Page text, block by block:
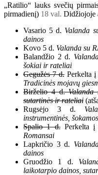
„Ratilio“ lauks svečių
pirmadienį) 18 val. Didžiojoje
Vasario 5 d. Valanda
dainos
Kovo 5 d. Valanda su
Balandžio 2 d.
šokiai ir rateliai
Gegužės 7 d.Perkelta į
Tradicinės mojavų
Birželio 4 d.Valanda
sutartinės ir rateliai
Rugsėjo 3 d.
instrumentinės,
Spalio 1 d.Perkelta į
Romansai
Lapkričio 3 d.
dainos
Gruodžio 1 d.
laikotarpio dainos,